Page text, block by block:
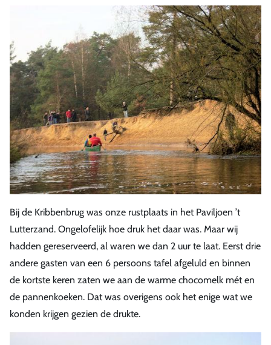
Bij de Kribbenbrug was onze rustplaats in het Paviljoen ’t
Lutterzand. Ongelofelijk hoe druk het daar was. Maar wij
hadden gereserveerd, al waren we dan 2 uur te laat. Eerst drie
andere gasten van een 6 persoons tafel afgeluld en binnen
de kortste keren zaten we aan de warme chocomelk mét en
de pannenkoeken. Dat was overigens ook het enige wat we
konden krijgen gezien de drukte.